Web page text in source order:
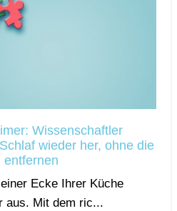
Wissenschaftler
wieder her, ohne die
entfernen
Ecke Ihrer Küche
aus. Mit dem ric...